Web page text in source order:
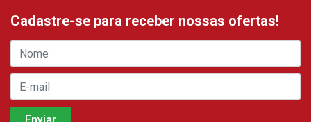
Cadastre-se para receber nossas ofertas!